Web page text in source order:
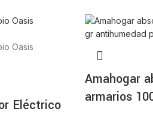
Eléctrico
Amahogar
armarios